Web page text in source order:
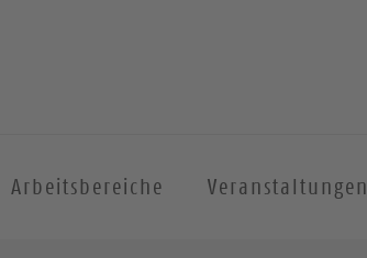
Arbeitsbereiche Veranstaltungen